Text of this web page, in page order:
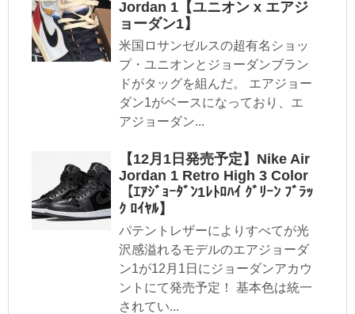
Jordan 1【ユニオン x エアジ
ョーダン1】
米国ロサンゼルスの超有名ショッ
プ・ユニオンとジョーダンブラン
ドがタッグを組んだ。 エアジョー
ダン1がベースになっており、エ
アジョーダン...
【12月1日発売予定】Nike Air
Jordan 1 Retro High 3 Color
【ｴｱｼﾞｮｰﾀﾞﾝ1ﾚﾄﾛﾊｲ ｸﾞﾘｰﾝ ﾌﾞﾗｯ
ｸ ﾛｲﾔﾙ】
パテントレザーによりすべてが光
沢感溢れるモデルのエアジョーダ
ン1が12月1日にジョーダンアカウ
ントにて発売予定！ 基本色は統一
されてい...